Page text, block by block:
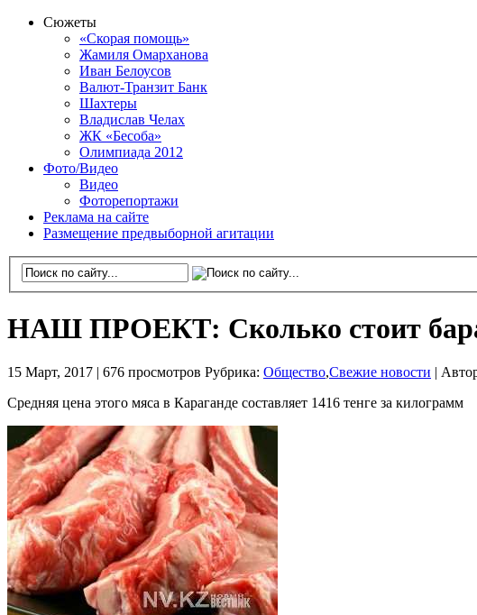
Сюжеты
«Скорая помощь»
Жамиля Омарханова
Иван Белоусов
Валют-Транзит Банк
Шахтеры
Владислав Челах
ЖК «Бесоба»
Олимпиада 2012
Фото/Видео
Видео
Фоторепортажи
Реклама на сайте
Размещение предвыборной агитации
НАШ ПРОЕКТ: Сколько стоит
15 Март, 2017 | 676 просмотров Рубрика: Общество,Свежие новости
Средняя цена этого мяса в Караганде составляет 1416 тенге за килограмм